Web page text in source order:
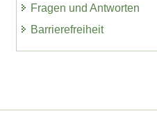
Fragen und Antworten
Barrierefreiheit